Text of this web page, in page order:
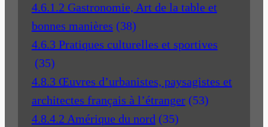
4.6.1.2 Gastronomie, Art de la table et
bonnes manières (38)
4.6.3 Pratiques culturelles et sportives
(35)
4.8.3 Œuvres d’urbanistes, paysagistes et
architectes français à l’étranger (53)
4.8.4.2 Amérique du nord (35)